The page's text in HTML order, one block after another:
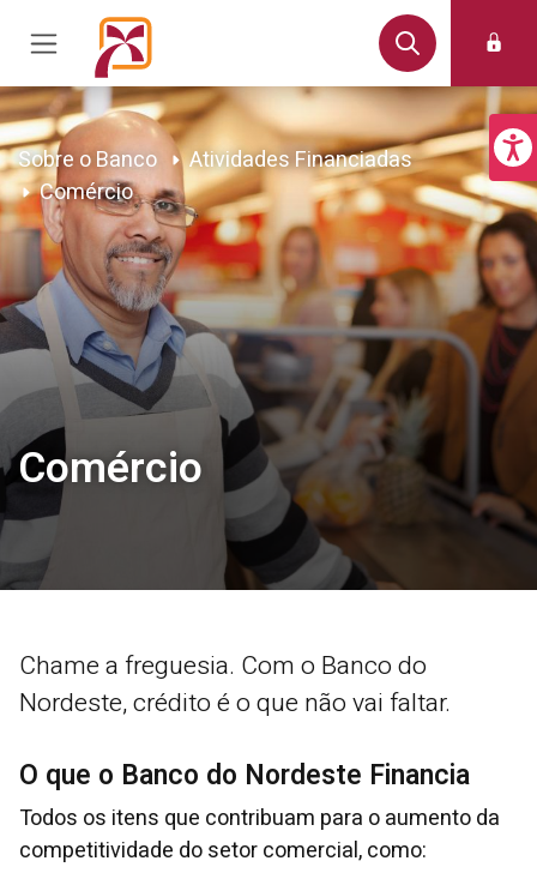
Sobre o Banco
Atividades Financiadas
Comércio
Comércio
Chame a freguesia. Com o Banco do
Nordeste, crédito é o que não vai faltar.
O que o Banco do Nordeste Financia
Todos os itens que contribuam para o aumento da
competitividade do setor comercial, como: